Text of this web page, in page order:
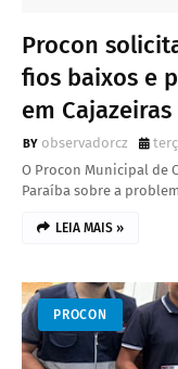
Procon
fios baixos e
em Cajazeiras
observadorcz
O Procon Municipal de
Paraíba sobre a
LEIA MAIS »
PROCON